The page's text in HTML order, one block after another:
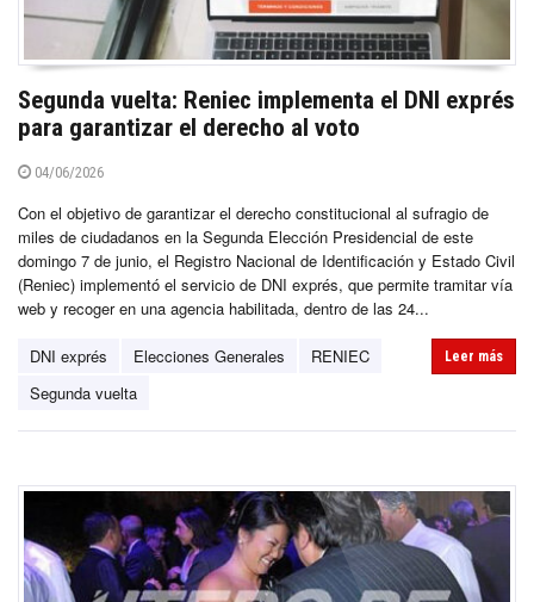
Segunda vuelta: Reniec implementa el DNI exprés
para garantizar el derecho al voto
04/06/2026
Con el objetivo de garantizar el derecho constitucional al sufragio de
miles de ciudadanos en la Segunda Elección Presidencial de este
domingo 7 de junio, el Registro Nacional de Identificación y Estado Civil
(Reniec) implementó el servicio de DNI exprés, que permite tramitar vía
web y recoger en una agencia habilitada, dentro de las 24...
DNI exprés Elecciones Generales
RENIEC
Segunda vuelta
Leer más